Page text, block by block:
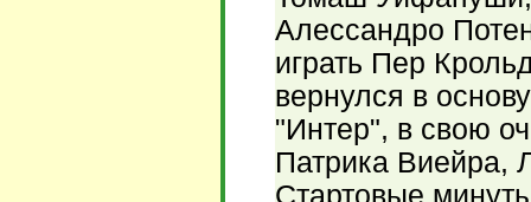
Алессандро
играть Пер
вернулся в
"Интер", в свою
Патрика Виейра,
Стартовые